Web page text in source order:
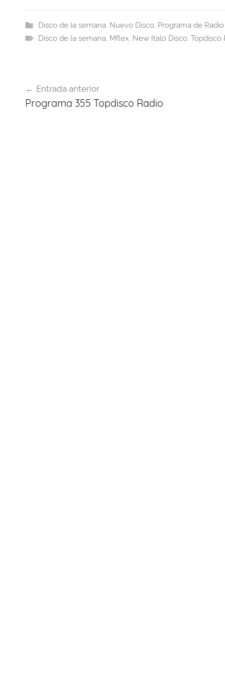
e
b
k
a
d
s
A
e
st
gr
a
er
Disco de la semana, Nuevo Disco, Programa de Radio
Disco de la semana, Mflex, New Italo Disco, Topdisco
de
entradas
Entrada anterior
Programa 355 Topdisco Radio